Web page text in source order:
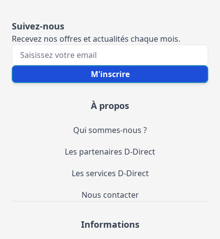
Suivez-nous
Recevez nos offres et actualités chaque mois.
Votre e-mail M'inscrire
À propos
Qui sommes-nous ?
Les partenaires D-Direct
Les services D-Direct
Nous contacter
Informations